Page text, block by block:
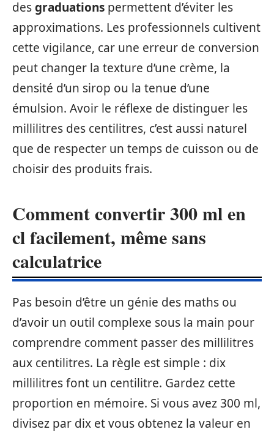
desgraduations permettent d’éviter les
approximations. Les professionnels cultivent
cette vigilance, car une erreur de conversion
peut changer la texture d’une crème, la
densité d’un sirop ou la tenue d’une
émulsion. Avoir le réflexe de distinguer les
millilitres des centilitres, c’est aussi naturel
que de respecter un temps de cuisson ou de
choisir des produits frais.
Comment convertir 300 ml en
cl facilement, même sans
calculatrice
Pas besoin d’être un génie des maths ou
d’avoir un outil complexe sous la main pour
comprendre comment passer des millilitres
aux centilitres. La règle est simple : dix
millilitres font un centilitre. Gardez cette
proportion en mémoire. Si vous avez 300 ml,
divisez par dix et vous obtenez la valeur en